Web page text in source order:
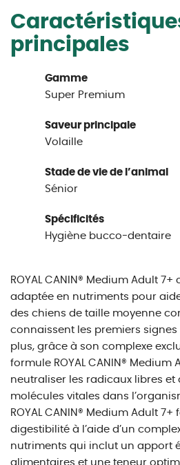
principales
Gamme
Super Premium
Saveur principale
Volaille
Stade de vie de l’animal
Sénior
Spécificités
Hygiène bucco-dentaire
ROYAL CANIN® Medium Adult
adaptée en nutriments pour
des chiens de taille moyenne
connaissent les premiers signes
plus, grâce à son complexe
formule ROYAL CANIN® Medium
neutraliser les radicaux libres et
molécules vitales dans
ROYAL CANIN® Medium Adult
digestibilité à l’aide d’un
nutriments qui inclut un apport
alimentaires et une teneur